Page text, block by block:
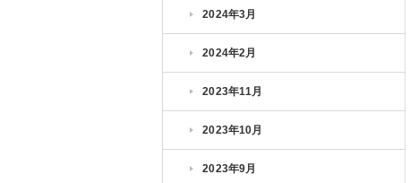
2024年3月
2024年2月
2023年11月
2023年10月
2023年9月